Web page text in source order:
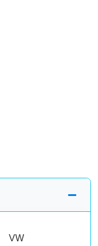
VW